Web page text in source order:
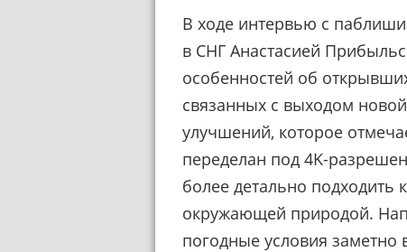
В ходе интервью с
в СНГ Анастасией
особенностей об
связанных с выходом
улучшений, которое
переделан под 4K-
более детально подходить
окружающей природой.
погодные условия заметно